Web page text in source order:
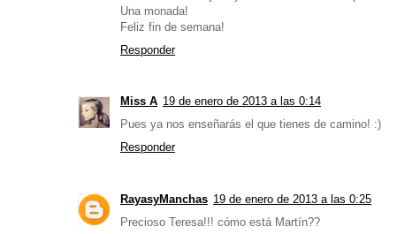
Una monada!
Feliz fin de semana!
Responder
Miss A 19 de enero de 2013 a las 0:14
Pues ya nos enseñarás el que tienes de camino! :)
Responder
RayasyManchas 19 de enero de 2013 a las 0:25
Precioso Teresa!!! cómo está Martín??